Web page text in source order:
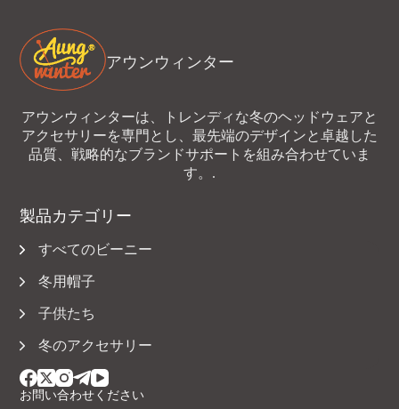
アウンウィンター
アウンウィンターは、トレンディな冬のヘッドウェアと
アクセサリーを専門とし、最先端のデザインと卓越した
品質、戦略的なブランドサポートを組み合わせていま
す。.
お問い合わせください
製品カテゴリー
すべてのビーニー
冬用帽子
子供たち
冬のアクセサリー